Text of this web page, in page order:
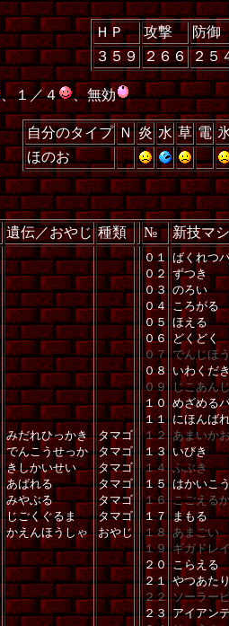
ＨＰ 攻撃 防御
３５９ ２６６ ２５
、１／４ 、無効
自分のタイプ Ｎ 炎 水 草 電
ほのお
遺伝／おやじ 種類 № 新技マ
みだれひっかき
でんこうせっか
きしかいせい
あばれる
みやぶる
じごくぐるま
かえんほうしゃ
タマゴ
タマゴ
タマゴ
タマゴ
タマゴ
タマゴ
おやじ
０１
０２
０３
０４
０５
０６
０７
０８
０９
１０
１１
１２
１３
１４
１５
１６
１７
１８
１９
２０
２１
２２
２３
ばくれつ
ずつき
のろい
ころがる
ほえる
どくどく
でんじほ
いわくだ
じこあん
めざめる
にほんば
あまいか
いびき
ふぶき
はかいこ
こごえる
まもる
あまごい
ギガドレ
こらえる
やつあた
ソーラー
アイアン